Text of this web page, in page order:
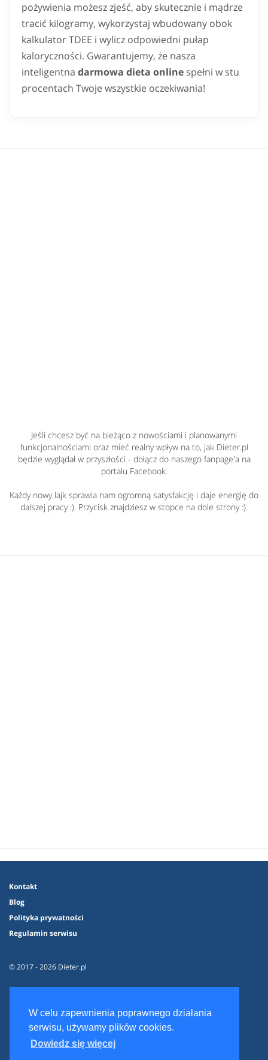
W celu zapewnienia poprawnego działania
serwisu, używamy plików cookies.
Dowiedz się więcej
pożywienia możesz zjeść, aby skutecznie i mądrze
tracić kilogramy, wykorzystaj wbudowany obok
kalkulator TDEE i wylicz odpowiedni pułap
kaloryczności. Gwarantujemy, że nasza
inteligentna darmowa dieta online spełni w stu
procentach Twoje wszystkie oczekiwania!
Jeśli chcesz być na bieżąco z nowościami i planowanymi
funkcjonalnościami oraz mieć realny wpływ na to, jak Dieter.pl
będzie wyglądał w przyszłości - dołącz do naszego fanpage'a na
portalu Facebook.
Każdy nowy lajk sprawia nam ogromną satysfakcję i daje energię do
dalszej pracy :). Przycisk znajdziesz w stopce na dole strony :).
Kontakt
Blog
Polityka prywatności
Regulamin serwisu
© 2017 - 2026 Dieter.pl